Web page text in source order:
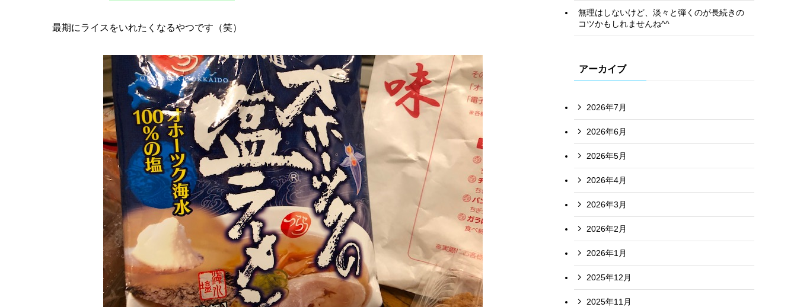
最期にライスをいれたくなるやつです（笑）
無理はしないけど、淡々と弾くのが長続きの
コツかもしれませんね^^
アーカイブ
2026年7月
2026年6月
2026年5月
2026年4月
2026年3月
2026年2月
2026年1月
2025年12月
2025年11月